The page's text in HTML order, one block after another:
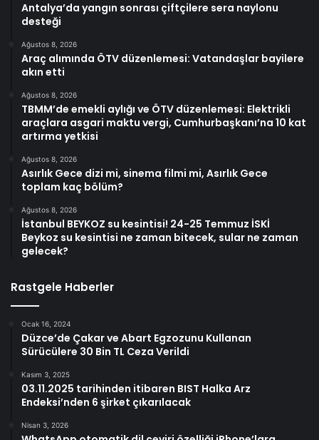
Antalya’da yangın sonrası çiftçilere sera naylonu
desteği
Ağustos 8, 2026
Araç alımında ÖTV düzenlemesi: Vatandaşlar bayilere
akın etti
Ağustos 8, 2026
TBMM’de emekli aylığı ve ÖTV düzenlemesi: Elektrikli
araçlara asgari maktu vergi, Cumhurbaşkanı’na 10 kat
artırma yetkisi
Ağustos 8, 2026
Asırlık Gece dizi mi, sinema filmi mi, Asırlık Gece
toplam kaç bölüm?
Ağustos 8, 2026
İstanbul BEYKOZ su kesintisi! 24-25 Temmuz İSKİ
Beykoz su kesintisi ne zaman bitecek, sular ne zaman
gelecek?
Rastgele Haberler
Ocak 16, 2024
Düzce’de Çakar ve Abart Egzozunu Kullanan
Sürücülere 30 Bin TL Ceza Verildi
Kasım 3, 2025
03.11.2025 tarihinden itibaren BIST Halka Arz
Endeksi’nden 6 şirket çıkarılacak
Nisan 3, 2026